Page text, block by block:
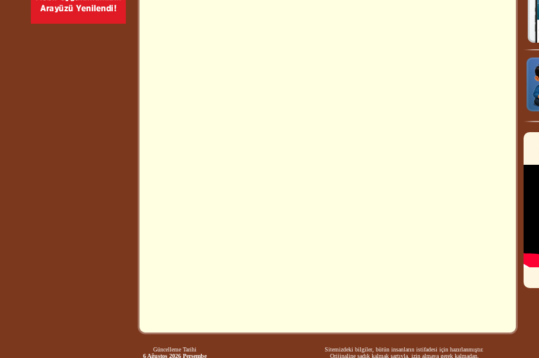
Güncelleme Tarihi
6 Ağustos 2026 Perşembe
Sitemizdeki bilgiler, bütün insanların istifadesi için hazırlanmıştır.
Orijinaline sadık kalmak şartıyla, izin almaya gerek kalmadan,